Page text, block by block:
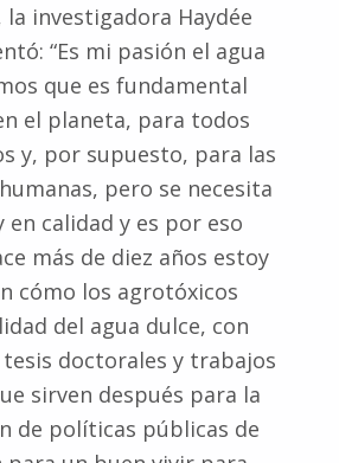
investigadora Haydée
“Es mi pasión el agua
que es fundamental
el planeta, para todos
y, por supuesto, para las
pero se necesita
en calidad y es por eso
más de diez años estoy
cómo los agrotóxicos
del agua dulce, con
doctorales y trabajos
sirven después para la
de políticas públicas de